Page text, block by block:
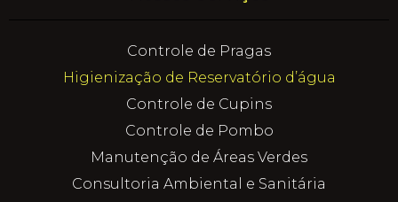
Controle de Pragas
Higienização de Reservatório d’água
Controle de Cupins
Controle de Pombo
Manutenção de Áreas Verdes
Consultoria Ambiental e Sanitária